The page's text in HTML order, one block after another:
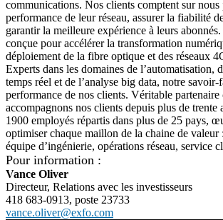
communications. Nos clients comptent sur
performance de leur réseau, assurer la fiabilité
garantir la meilleure expérience à leurs
conçue pour accélérer la transformation
déploiement de la fibre optique et des réseaux
Experts dans les domaines de l’automatisation,
temps réel et de l’analyse big data, notre savoir-
performance de nos clients. Véritable
accompagnons nos clients depuis plus de trente
1900 employés répartis dans plus de 25 pays,
optimiser chaque maillon de la chaine de valeur
équipe d’ingénierie, opérations réseau, service
Pour information :
Vance Oliver
Directeur, Relations avec les investisseurs
418 683-0913, poste 23733
vance.oliver@exfo.com